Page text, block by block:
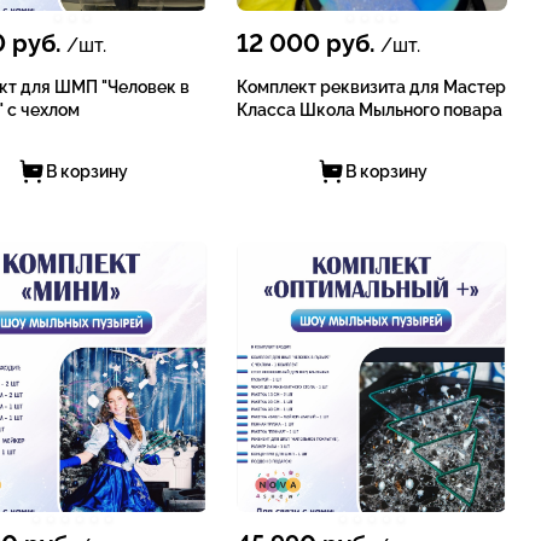
руб. /шт.
для ШМП "Человек в
с чехлом
В корзину
12 000 руб. /шт.
Комплект реквизита для Мастер
Класса Школа Мыльного повара
В корзину